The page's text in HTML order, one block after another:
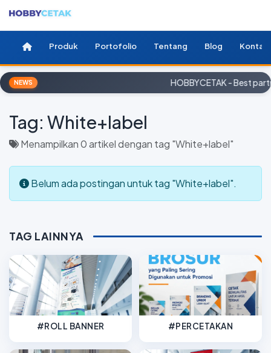
Produk Portofolio Tentang Blog Kontak
NEWS HOBBYCETAK - Best
Tag: White+label
Menampilkan 0 artikel dengan tag "White+label"
Belum ada postingan untuk tag "White+label".
TAG LAINNYA
#ROLL BANNER #PERCETAKAN